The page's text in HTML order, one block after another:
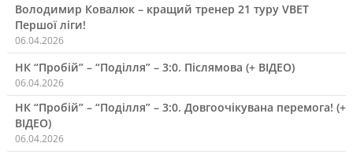
Володимир Ковалюк – кращий тренер 21 туру VBET
Першої ліги!
06.04.2026
НК “Пробій” – “Поділля” – 3:0. Післямова (+ ВІДЕО)
06.04.2026
НК “Пробій” – “Поділля” – 3:0. Довгоочікувана перемога! (+
ВІДЕО)
06.04.2026